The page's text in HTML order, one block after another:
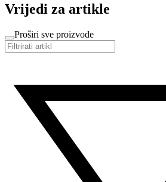
Vrijedi za artikle
Proširi sve proizvode